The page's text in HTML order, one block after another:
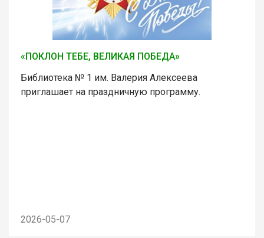
«ПОКЛОН ТЕБЕ, ВЕЛИКАЯ ПОБЕДА»
Библиотека № 1 им. Валерия Алексеева
приглашает на праздничную программу.
2026-05-07